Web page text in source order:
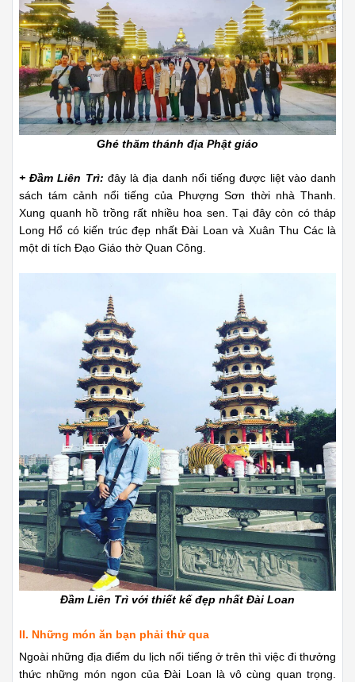
Ghé thăm thánh địa Phật giáo
+ Đầm Liên Trì: đây là địa danh nổi tiếng được liệt vào danh
sách tám cảnh nổi tiếng của Phượng Sơn thời nhà Thanh.
Xung quanh hồ trồng rất nhiều hoa sen. Tại đây còn có tháp
Long Hổ có kiến trúc đẹp nhất Đài Loan và Xuân Thu Các là
một di tích Đạo Giáo thờ Quan Công.
Đầm Liên Trì với thiết kế đẹp nhất Đài Loan
II. Những món ăn bạn phải thử qua
Ngoài những địa điểm du lịch nổi tiếng ở trên thì việc đi thưởng
thức những món ngon của Đài Loan là vô cùng quan trọng.